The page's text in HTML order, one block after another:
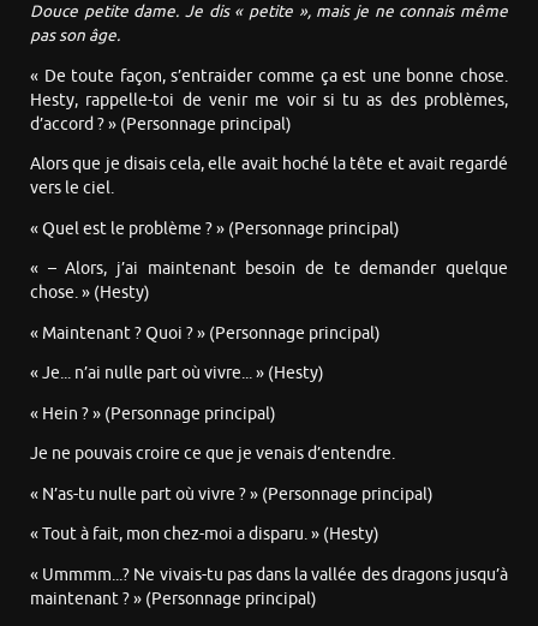
Douce petite dame. Je dis « petite », mais je ne connais même
pas son âge.
« De toute façon, s’entraider comme ça est une bonne chose.
Hesty, rappelle-toi de venir me voir si tu as des problèmes,
d’accord ? » (Personnage principal)
Alors que je disais cela, elle avait hoché la tête et avait regardé
vers le ciel.
« Quel est le problème ? » (Personnage principal)
« – Alors, j’ai maintenant besoin de te demander quelque
chose. » (Hesty)
« Maintenant ? Quoi ? » (Personnage principal)
« Je... n’ai nulle part où vivre... » (Hesty)
« Hein ? » (Personnage principal)
Je ne pouvais croire ce que je venais d’entendre.
« N’as-tu nulle part où vivre ? » (Personnage principal)
« Tout à fait, mon chez-moi a disparu. » (Hesty)
« Ummmm...? Ne vivais-tu pas dans la vallée des dragons jusqu’à
maintenant ? » (Personnage principal)